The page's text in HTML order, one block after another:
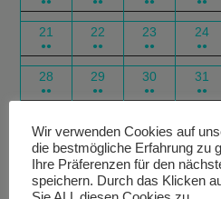
21
●●
22
●●
23
●●
24
●●
28
●●
29
●●
30
●●
31
●●
Subscribe
in
Google
Subscribe
in
Outlook
for
Wir verwenden Cookies auf
die bestmögliche Erfahrung zu
Ihre Präferenzen für den
speichern. Durch das Klicken